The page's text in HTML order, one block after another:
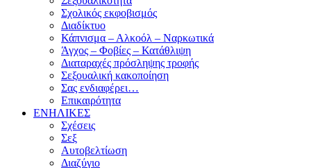
Σχολικός εκφοβισμός
Διαδίκτυο
Κάπνισμα – Αλκοόλ – Ναρκωτικά
Άγχος – Φοβίες – Κατάθλιψη
Διαταραχές πρόσληψης τροφής
Σεξουαλική κακοποίηση
Σας ενδιαφέρει…
Επικαιρότητα
ΕΝΗΛΙΚΕΣ
Σχέσεις
Σεξ
Αυτοβελτίωση
Διαζύγιο